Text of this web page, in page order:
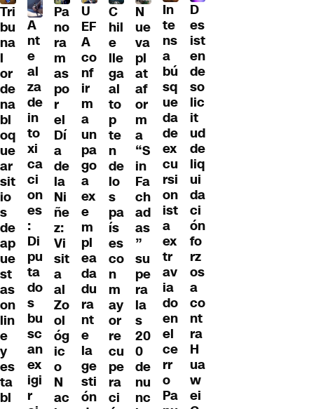
Tri
bu
na
l
or
de
na
bl
oq
ue
ar
sit
io
s
de
ap
ue
st
as
on
lin
e
y
es
ta
bl
A
nt
e
al
za
de
in
to
xi
ca
ci
on
es
:
Di
pu
ta
do
s
bu
sc
an
ex
igi
r
Pa
no
ra
m
as
po
r
el
Dí
a
de
la
Ni
ñe
z:
Vi
sit
a
al
Zo
ol
óg
ic
o
N
ac
U
EF
A
co
nf
ir
m
a
un
pa
go
a
ex
e
m
pl
ea
da
du
ra
nt
e
la
ge
sti
ón
C
hil
e
lle
ga
al
to
p
te
n
de
lo
s
pa
ís
es
co
n
m
ay
or
re
cu
pe
ra
ci
N
ue
va
pl
at
af
or
m
a
“S
in
Fa
ch
ad
as
”
su
pe
ra
la
s
20
0
de
nu
nc
In
te
ns
a
bú
sq
ue
da
de
ex
cu
rsi
on
ist
a
ex
tr
av
ia
do
en
el
ce
rr
o
Pa
D
es
ist
en
de
so
lic
it
ud
de
liq
ui
da
ci
ón
fo
rz
os
a
co
nt
ra
H
ua
w
ei